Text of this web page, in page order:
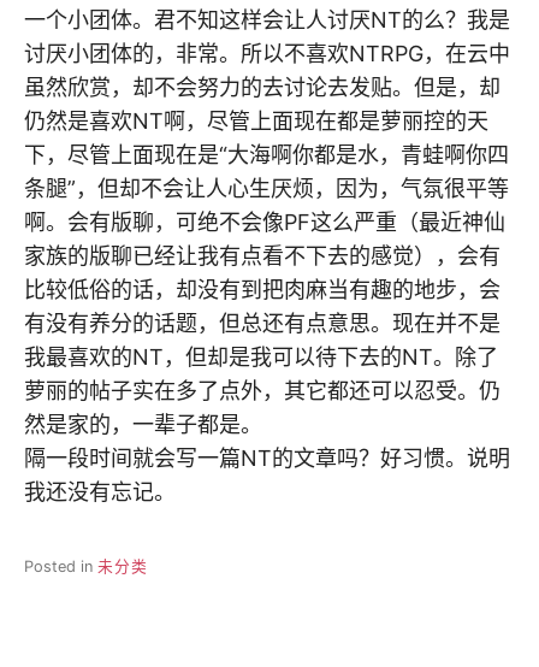
一个小团体。君不知这样会让人讨厌NT的么？我是
讨厌小团体的，非常。所以不喜欢NTRPG，在云中
虽然欣赏，却不会努力的去讨论去发贴。但是，却
仍然是喜欢NT啊，尽管上面现在都是萝丽控的天
下，尽管上面现在是“大海啊你都是水，青蛙啊你四
条腿”，但却不会让人心生厌烦，因为，气氛很平等
啊。会有版聊，可绝不会像PF这么严重（最近神仙
家族的版聊已经让我有点看不下去的感觉），会有
比较低俗的话，却没有到把肉麻当有趣的地步，会
有没有养分的话题，但总还有点意思。现在并不是
我最喜欢的NT，但却是我可以待下去的NT。除了
萝丽的帖子实在多了点外，其它都还可以忍受。仍
然是家的，一辈子都是。
隔一段时间就会写一篇NT的文章吗？好习惯。说明
我还没有忘记。
Posted in 未分类